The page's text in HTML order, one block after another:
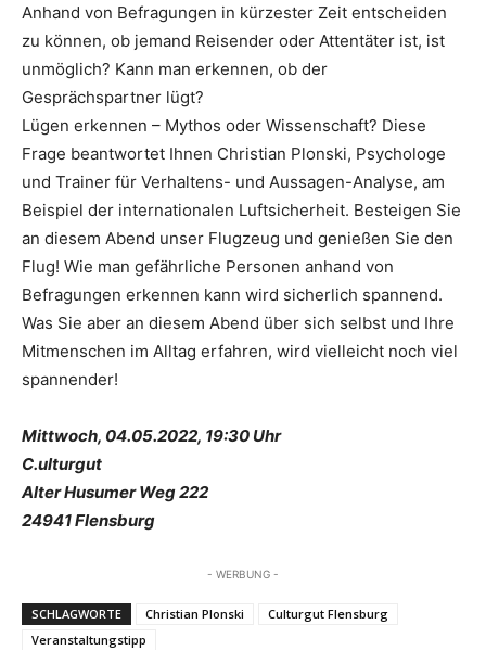
Anhand von Befragungen in kürzester Zeit entscheiden
zu können, ob jemand Reisender oder Attentäter ist, ist
unmöglich? Kann man erkennen, ob der
Gesprächspartner lügt?
Lügen erkennen – Mythos oder Wissenschaft? Diese
Frage beantwortet Ihnen Christian Plonski, Psychologe
und Trainer für Verhaltens- und Aussagen-Analyse, am
Beispiel der internationalen Luftsicherheit. Besteigen Sie
an diesem Abend unser Flugzeug und genießen Sie den
Flug! Wie man gefährliche Personen anhand von
Befragungen erkennen kann wird sicherlich spannend.
Was Sie aber an diesem Abend über sich selbst und Ihre
Mitmenschen im Alltag erfahren, wird vielleicht noch viel
spannender!
Mittwoch, 04.05.2022, 19:30 Uhr
C.ulturgut
Alter Husumer Weg 222
24941 Flensburg
- WERBUNG -
SCHLAGWORTE Christian Plonski
Culturgut Flensburg
Veranstaltungstipp